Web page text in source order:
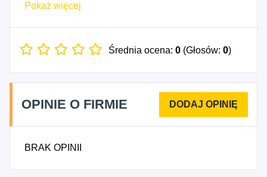
poznański. Numer Identyfikacji Podatkowej NIP to
rozpoczęcia działalności gospodarczej przypada
(z wyłączeniem motocykli) oraz do ciągników
rolniczych, 2920Z - Produkcja nadwozi do
pojazdów silnikowych; produkcja przyczep i
3314Z - Naprawa i konserwacja urządzeń
Pokaż więcej
Średnia ocena: 0 (Głosów: 0)
OPINIE O FIRMIE
BRAK OPINII